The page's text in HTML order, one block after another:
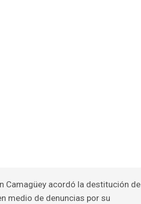
Camagüey acordó la destitución de
medio de denuncias por su